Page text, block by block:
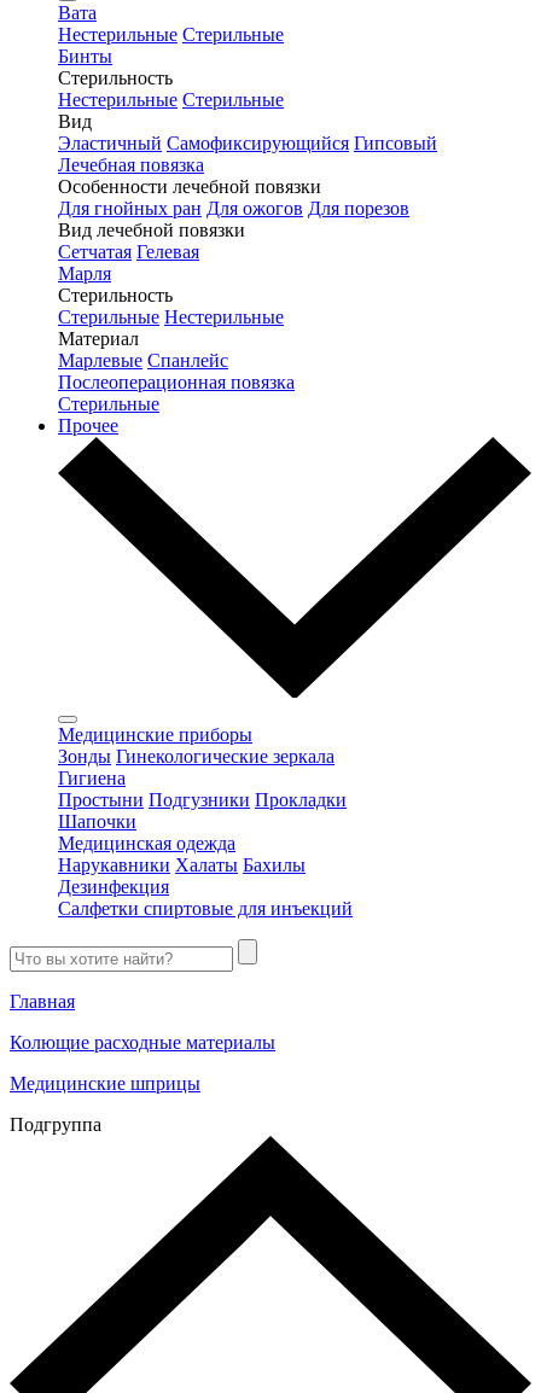
Вата
Нестерильные Стерильные
Бинты
Стерильность
Нестерильные Стерильные
Вид
Эластичный Самофиксирующийся Гипсовый
Лечебная повязка
Особенности лечебной повязки
Для гнойных ран Для ожогов Для порезов
Вид лечебной повязки
Сетчатая Гелевая
Марля
Стерильность
Стерильные Нестерильные
Материал
Марлевые Спанлейс
Послеоперационная повязка
Стерильные
Прочее
Медицинские приборы
Зонды Гинекологические зеркала
Гигиена
Простыни Подгузники Прокладки
Шапочки
Медицинская одежда
Нарукавники Халаты Бахилы
Дезинфекция
Салфетки спиртовые для инъекций
Главная
Колющие расходные материалы
Медицинские шприцы
Подгруппа